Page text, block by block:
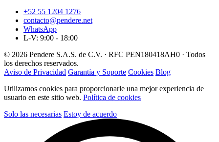
+52 55 1204 1276
contacto@pendere.net
WhatsApp
L-V: 9:00 - 18:00
© 2026 Pendere S.A.S. de C.V. · RFC PEN180418AH0 · Todos
los derechos reservados.
Aviso de Privacidad Garantía y Soporte Cookies Blog
Utilizamos cookies para proporcionarle una mejor experiencia de
usuario en este sitio web. Política de cookies
Solo las necesarias Estoy de acuerdo